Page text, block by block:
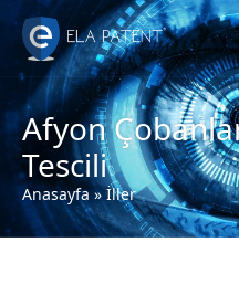
Afyon
Tescili
Anasayfa»İller